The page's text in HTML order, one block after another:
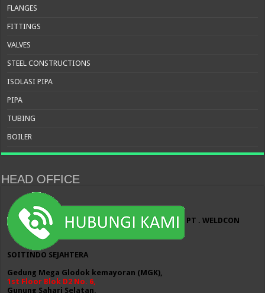
FLANGES
FITTINGS
VALVES
STEEL CONSTRUCTIONS
ISOLASI PIPA
PIPA
TUBING
BOILER
HEAD OFFICE
PT . WELDCON
SOITINDO SEJAHTERA
Gedung Mega Glodok kemayoran (MGK),
1st Floor Blok D2 No. 6,
Gunung Sahari Selatan,